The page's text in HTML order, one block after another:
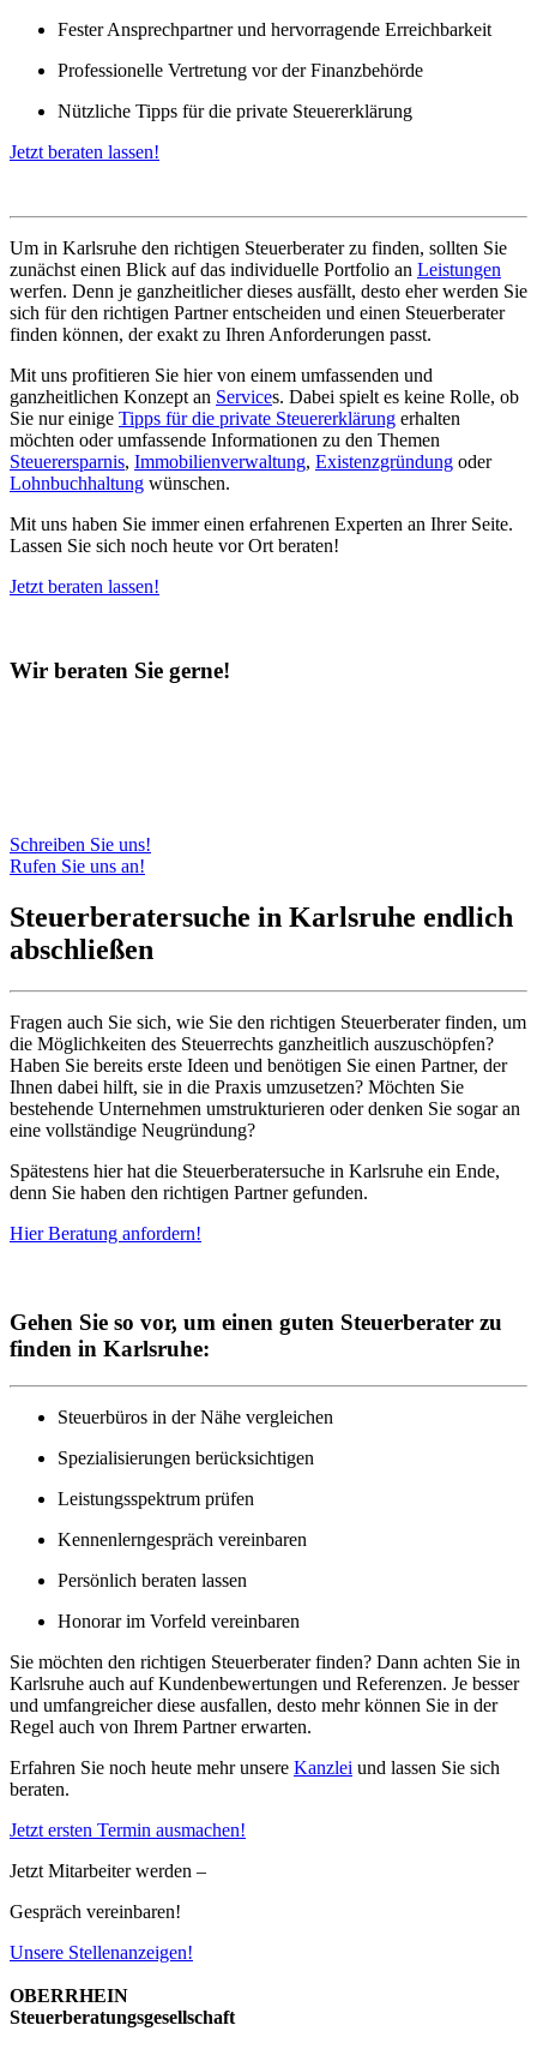
Fester Ansprechpartner und hervorragende Erreichbarkeit
Professionelle Vertretung vor der Finanzbehörde
Nützliche Tipps für die private Steuererklärung
Jetzt beraten lassen!
Um in Karlsruhe den richtigen Steuerberater zu finden, sollten Sie
zunächst einen Blick auf das individuelle Portfolio an Leistungen
werfen. Denn je ganzheitlicher dieses ausfällt, desto eher werden Sie
sich für den richtigen Partner entscheiden und einen Steuerberater
finden können, der exakt zu Ihren Anforderungen passt.
Mit uns profitieren Sie hier von einem umfassenden und
ganzheitlichen Konzept an Services. Dabei spielt es keine Rolle, ob
Sie nur einige Tipps für die private Steuererklärung erhalten
möchten oder umfassende Informationen zu den Themen
Steuerersparnis, Immobilienverwaltung, Existenzgründung oder
Lohnbuchhaltung wünschen.
Mit uns haben Sie immer einen erfahrenen Experten an Ihrer Seite.
Lassen Sie sich noch heute vor Ort beraten!
Jetzt beraten lassen!
Wir beraten Sie gerne!
Schreiben Sie uns!
Rufen Sie uns an!
Steuerberatersuche in Karlsruhe endlich
abschließen
Fragen auch Sie sich, wie Sie den richtigen Steuerberater finden, um
die Möglichkeiten des Steuerrechts ganzheitlich auszuschöpfen?
Haben Sie bereits erste Ideen und benötigen Sie einen Partner, der
Ihnen dabei hilft, sie in die Praxis umzusetzen? Möchten Sie
bestehende Unternehmen umstrukturieren oder denken Sie sogar an
eine vollständige Neugründung?
Spätestens hier hat die Steuerberatersuche in Karlsruhe ein Ende,
denn Sie haben den richtigen Partner gefunden.
Hier Beratung anfordern!
Gehen Sie so vor, um einen guten Steuerberater zu
finden in Karlsruhe:
Steuerbüros in der Nähe vergleichen
Spezialisierungen berücksichtigen
Leistungsspektrum prüfen
Kennenlerngespräch vereinbaren
Persönlich beraten lassen
Honorar im Vorfeld vereinbaren
Sie möchten den richtigen Steuerberater finden? Dann achten Sie in
Karlsruhe auch auf Kundenbewertungen und Referenzen. Je besser
und umfangreicher diese ausfallen, desto mehr können Sie in der
Regel auch von Ihrem Partner erwarten.
Erfahren Sie noch heute mehr unsere Kanzlei und lassen Sie sich
beraten.
Jetzt ersten Termin ausmachen!
Jetzt Mitarbeiter werden –
Gespräch vereinbaren!
Unsere Stellenanzeigen!
OBERRHEIN
Steuerberatungsgesellschaft